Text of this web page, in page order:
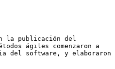
la publicación del
ágiles comenzaron a
del software, y elaboraron